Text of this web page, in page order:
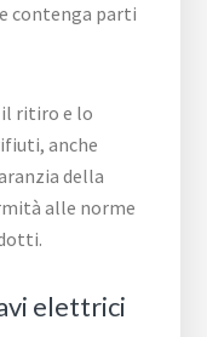
contenga parti
il ritiro e lo
anche
della
alle norme
elettrici